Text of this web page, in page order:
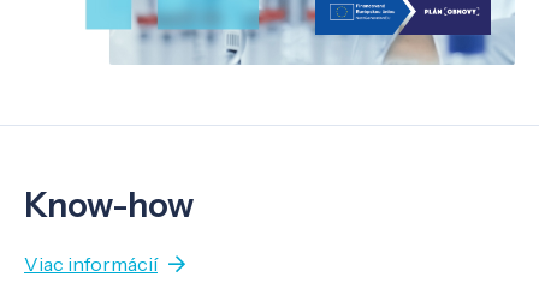
Know-how
Viac informácií